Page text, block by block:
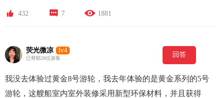
 432  7  1881
荧光微凉 lv4
已帮助20位游客 回答
我没去体验过黄金8号游轮，我去年体验的是黄金系列的5号
游轮，这艘船室内室外装修采用新型环保材料，并且获得